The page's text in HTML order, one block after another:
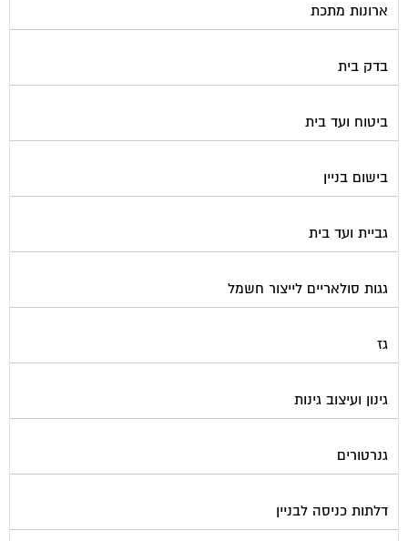
ארונות מתכת
בדק בית
ביטוח ועד בית
בישום בניין
גביית ועד בית
גגות סולאריים לייצור חשמל
גז
גינון ועיצוב גינות
גנרטורים
דלתות כניסה לבניין